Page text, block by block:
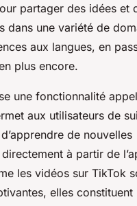
partager des idées et
dans une variété de
aux langues, en
plus encore.
une fonctionnalité
aux utilisateurs de
de nouvelles
à partir de
les vidéos sur TikTok
elles constituent